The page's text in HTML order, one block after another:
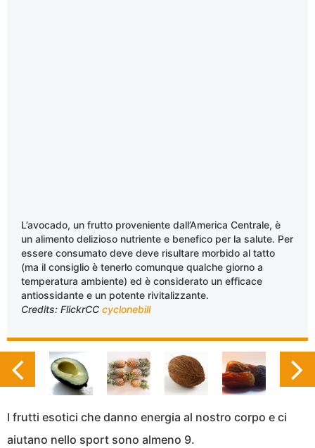
L’avocado, un frutto proveniente dall’America Centrale, è
un alimento delizioso nutriente e benefico per la salute. Per
essere consumato deve deve risultare morbido al tatto
(ma il consiglio è tenerlo comunque qualche giorno a
temperatura ambiente) ed è considerato un efficace
antiossidante e un potente rivitalizzante.
Credits: FlickrCC cyclonebill
I frutti esotici che danno energia al nostro corpo e ci
aiutano nello sport sono almeno 9.